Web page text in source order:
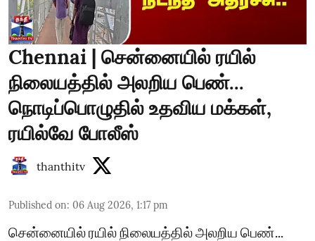
Chennai | சென்னையில் ரயில்
நிலையத்தில் அலறிய பெண்...
நொடிப்பொழுதில் உதவிய மக்கள்,
ரயில்வே போலீஸ்
thanthitv
Published on: 06 Aug 2026, 1:17 pm
சென்னையில் ரயில் நிலையத்தில் அலறிய பெண்...